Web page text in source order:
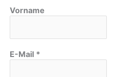
Vorname
E-Mail *